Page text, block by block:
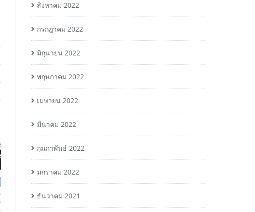
สิงหาคม 2022
กรกฎาคม 2022
มิถุนายน 2022
พฤษภาคม 2022
เมษายน 2022
มีนาคม 2022
กุมภาพันธ์ 2022
มกราคม 2022
ธันวาคม 2021